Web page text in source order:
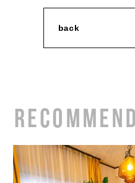
back
RECOMMEND